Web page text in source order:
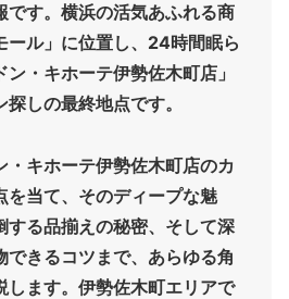
です。横浜の活気あふれる商
ル」に位置し、 24時間眠ら
・キホーテ伊勢佐木町店」
しの最終地点です。
・キホーテ伊勢佐木町店のカ
を当て、そのディープな魅
する品揃えの秘密、そして深
できるコツまで、あらゆる角
します。伊勢佐木町エリアで